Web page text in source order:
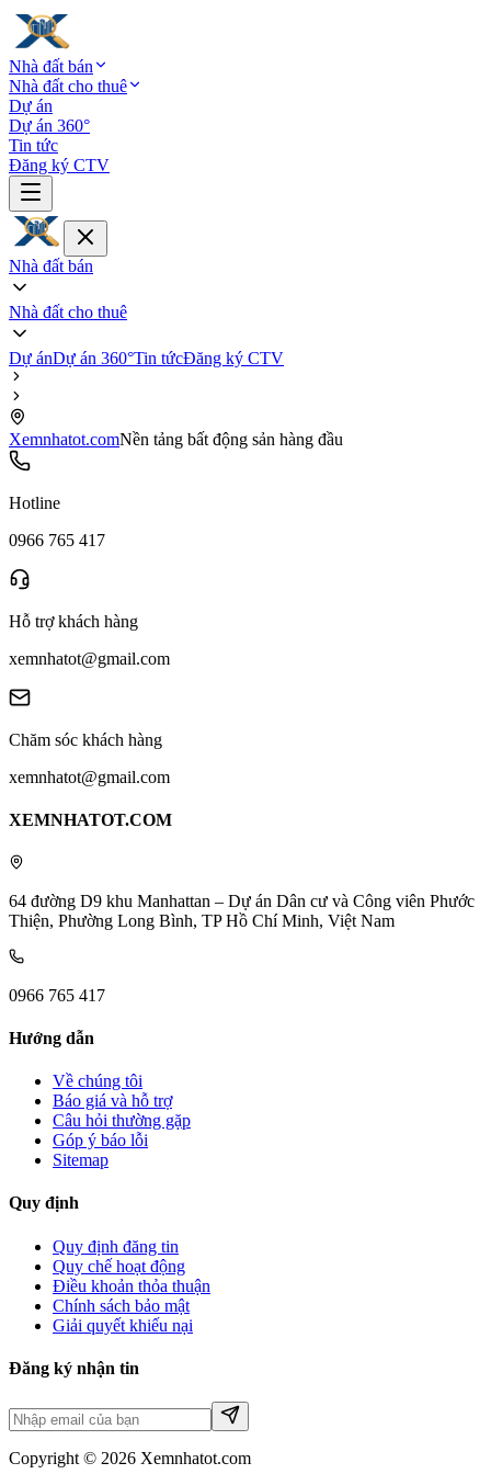
Nhà đất bán
Nhà đất cho thuê
Dự án
Dự án 360°
Tin tức
Đăng ký CTV
Nhà đất bán
Nhà đất cho thuê
Dự ánDự án 360°Tin tứcĐăng ký CTV
Xemnhatot.comNền tảng bất động sản hàng đầu
Hotline
0966 765 417
Hỗ trợ khách hàng
xemnhatot@gmail.com
Chăm sóc khách hàng
xemnhatot@gmail.com
XEMNHATOT.COM
64 đường D9 khu Manhattan – Dự án Dân cư và Công viên Phước
Thiện, Phường Long Bình, TP Hồ Chí Minh, Việt Nam
0966 765 417
Hướng dẫn
Về chúng tôi
Báo giá và hỗ trợ
Câu hỏi thường gặp
Góp ý báo lỗi
Sitemap
Quy định
Quy định đăng tin
Quy chế hoạt động
Điều khoản thỏa thuận
Chính sách bảo mật
Giải quyết khiếu nại
Đăng ký nhận tin
Copyright © 2026 Xemnhatot.com